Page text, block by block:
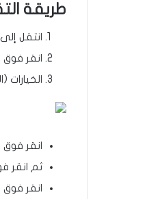
طريقة
انتقل
انقر فوق
انقر فوق
ثم انقر
انقر فوق